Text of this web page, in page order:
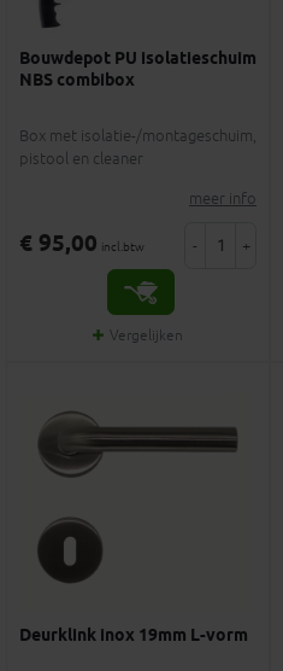
Bouwdepot PU isolatieschuim
NBS combibox
Box met isolatie-/montageschuim,
pistool en cleaner
meer info
€ 95,00 incl.btw - +
Vergelijken
Deurklink inox 19mm L-vorm